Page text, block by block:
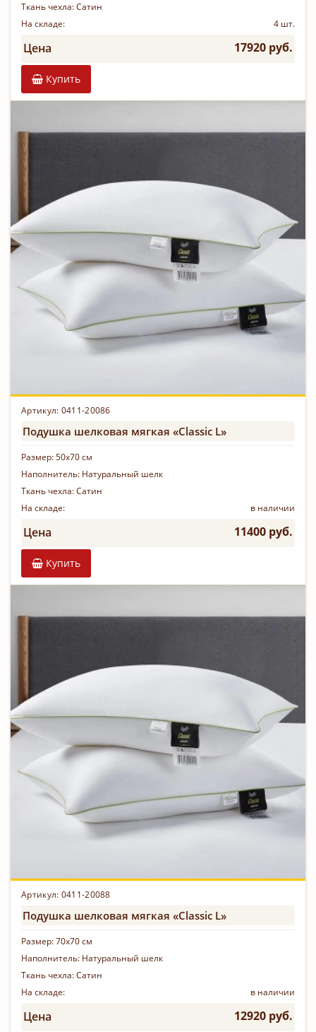
Ткань чехла:Сатин
На складе:
4 шт.
Цена 17920 руб.
Купить
Артикул: 0411-20086
Подушка шелковая мягкая «Classic L»
Размер:50х70 см
Наполнитель: Натуральный шелк
Ткань чехла:Сатин
На складе:
в наличии
Цена 11400 руб.
Купить
Артикул: 0411-20088
Подушка шелковая мягкая «Classic L»
Размер:70х70 см
Наполнитель: Натуральный шелк
Ткань чехла:Сатин
На складе:
в наличии
Цена 12920 руб.